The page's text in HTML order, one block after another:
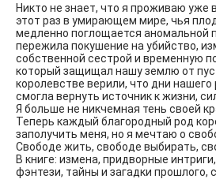
Никто не знает, что я проживаю уже
этот раз в умирающем мире, чья
медленно поглощается аномальной
пережила покушение на убийство,
собственной сестрой и временную
который защищал нашу землю от
королевстве верили, что дни нашего
смогла вернуть источник к жизни,
Я больше не никчемная тень своей
Теперь каждый благородный род
заполучить меня, но я мечтаю о
Свободе жить, свободе выбирать,
В книге: измена, придворные
фэнтези, тайны и загадки прошлого,